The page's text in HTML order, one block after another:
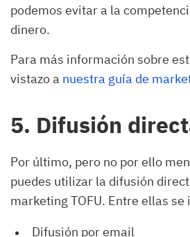
podemos evitar a la
dinero.
Para más información sobre
vistazo a nuestra guía de
5. Difusión
Por último, pero no por ello
puedes utilizar la difusión
marketing TOFU. Entre ellas se
Difusión por email